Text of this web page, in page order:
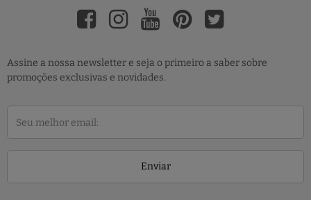
Assine a nossa newsletter e seja o primeiro a saber sobre
promoções exclusivas e novidades.
Enviar